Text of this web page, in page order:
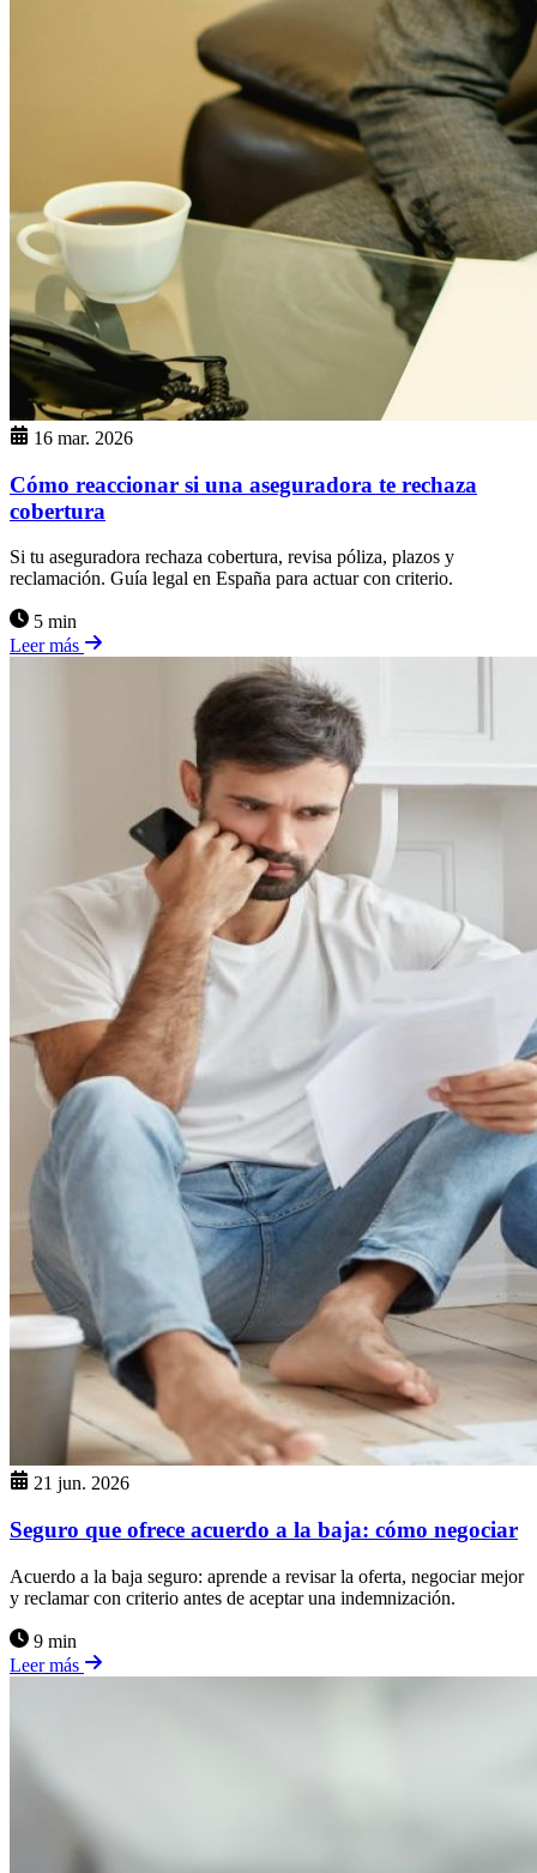
16 mar. 2026
Cómo reaccionar si una aseguradora te rechaza
cobertura
Si tu aseguradora rechaza cobertura, revisa póliza, plazos y
reclamación. Guía legal en España para actuar con criterio.
5 min
Leer más
21 jun. 2026
Seguro que ofrece acuerdo a la baja: cómo negociar
Acuerdo a la baja seguro: aprende a revisar la oferta, negociar mejor
y reclamar con criterio antes de aceptar una indemnización.
9 min
Leer más